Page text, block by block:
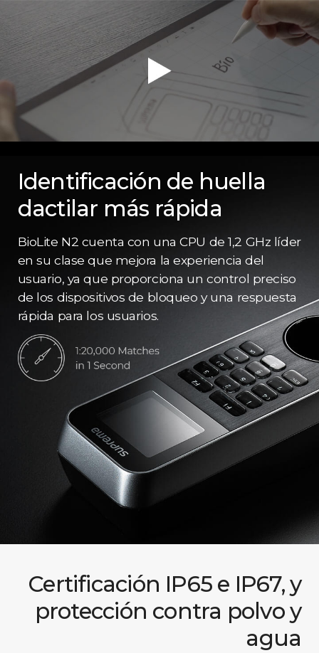
Identificación de huella
dactilar más rápida
BioLite N2 cuenta con una CPU de 1,2 GHz líder
en su clase que mejora la experiencia del
usuario, ya que proporciona un control preciso
de los dispositivos de bloqueo y una respuesta
rápida para los usuarios.
Certificación IP65 e IP67, y
protección contra polvo y
agua